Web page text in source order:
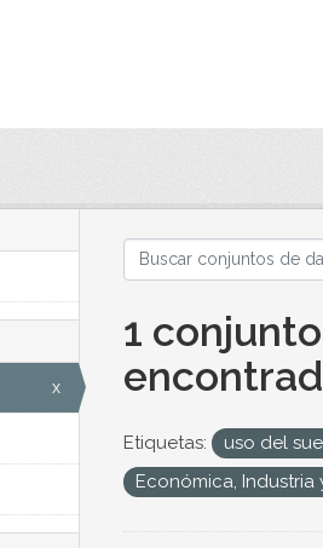
x
1
Etiquetas: uso del
Económica, Industria